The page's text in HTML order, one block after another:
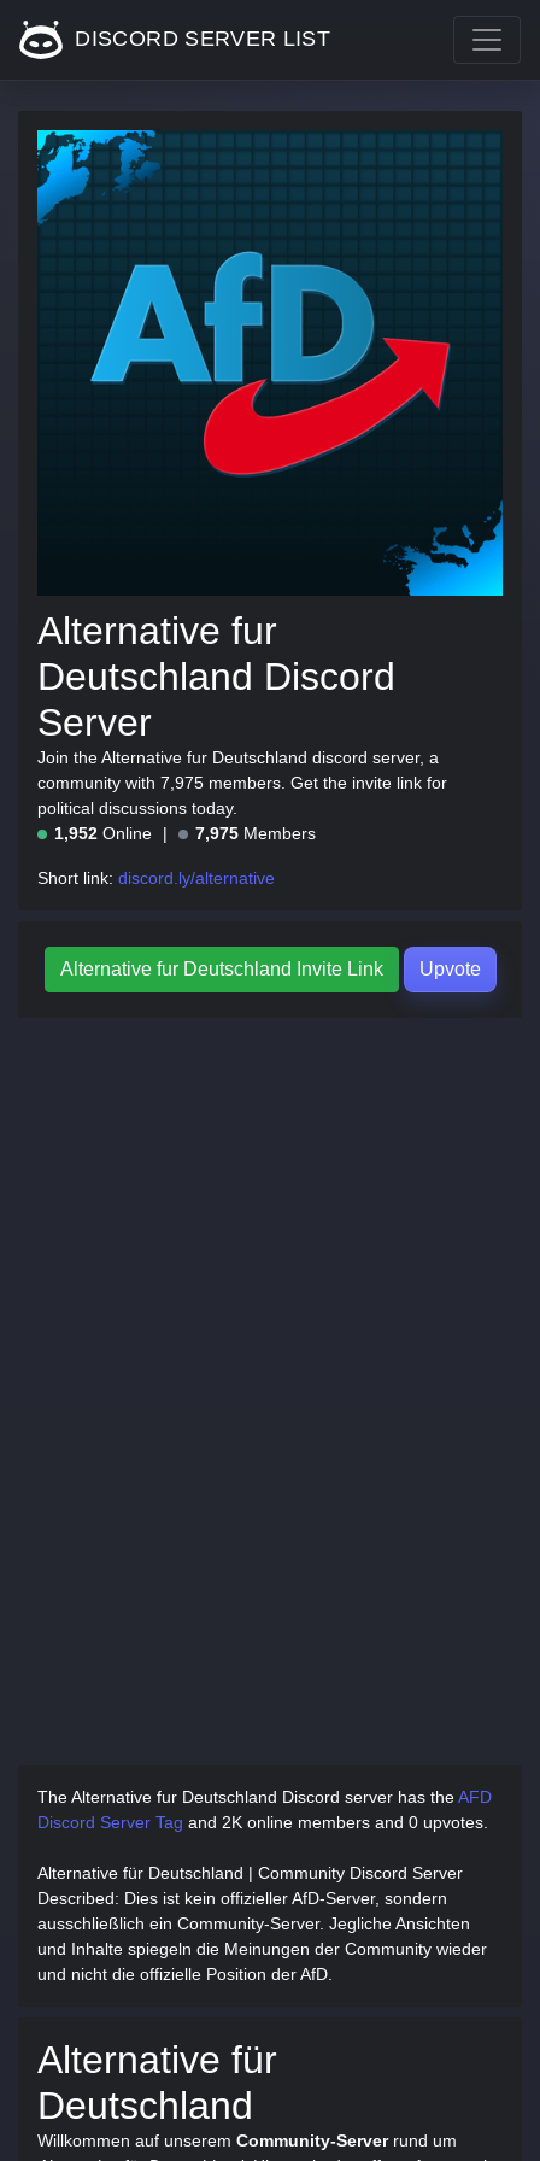
DISCORD SERVER LIST
Alternative fur
Deutschland Discord
Server
Join the Alternative fur Deutschland discord server, a
community with 7,975 members. Get the invite link for
political discussions today.
1,952 Online 7,975 Members
Short link: discord.ly/alternative
Alternative fur Deutschland Invite Link Upvote
The Alternative fur Deutschland Discord server has theAFD
Discord Server Tag and 2K online members and 0 upvotes.
Alternative für Deutschland | Community Discord Server
Described: Dies ist kein offizieller AfD-Server, sondern
ausschließlich ein Community-Server. Jegliche Ansichten
und Inhalte spiegeln die Meinungen der Community wieder
und nicht die offizielle Position der AfD.
Alternative für
Deutschland
Willkommen auf unserem Community-Serverrund um